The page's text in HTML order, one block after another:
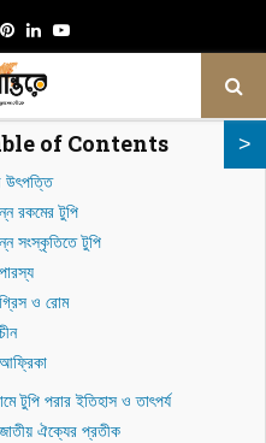
Pinterest
LinkedinYoutube
ধর্মে টুপির রহস্যময় ব্যবহার
of Contents
উৎপত্তি
রকমের টুপি
সংস্কৃতিতে টুপি
পারস্য
গ্রিস ও রোম
চীন
আফ্রিকা
টুপি পরার ইতিহাস ও তাৎপর্য
জাতীয় ঐক্যের প্রতীক